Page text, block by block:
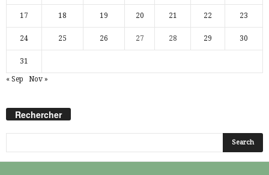
17 18 19 20 21 22 23
24 25 26 27 28 29 30
31
« Sep Nov »
Rechercher